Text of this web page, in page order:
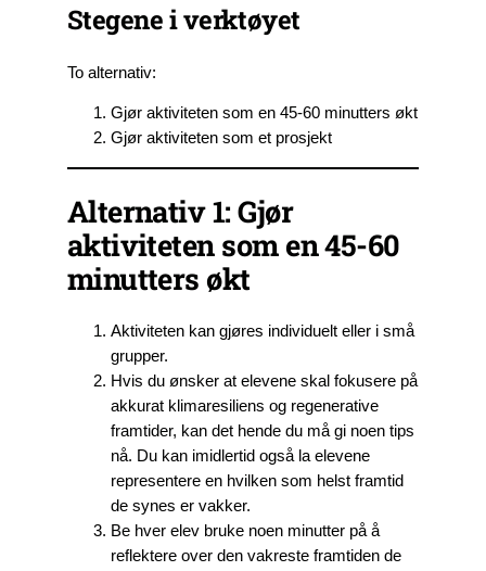
Stegene i verktøyet
To alternativ:
Gjør aktiviteten som en 45-60 minutters økt
Gjør aktiviteten som et prosjekt
Alternativ 1: Gjør
aktiviteten som en 45-60
minutters økt
Aktiviteten kan gjøres individuelt eller i små
grupper.
Hvis du ønsker at elevene skal fokusere på
akkurat klimaresiliens og regenerative
framtider, kan det hende du må gi noen tips
nå. Du kan imidlertid også la elevene
representere en hvilken som helst framtid
de synes er vakker.
Be hver elev bruke noen minutter på å
reflektere over den vakreste framtiden de